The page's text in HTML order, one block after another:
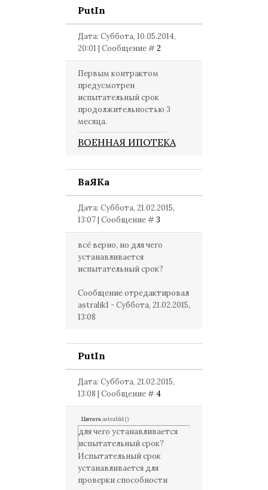
PutIn
Дата: Суббота, 10.05.2014,
20:01 | Сообщение #2
Первым контрактом
предусмотрен
испытательный срок
продолжительностью 3
месяца.
ВОЕННАЯ ИПОТЕКА
ВаЯКа
Дата: Суббота, 21.02.2015,
13:07 | Сообщение #3
всё верно, но для чего
устанавливается
испытательный срок?
Сообщение отредактировал
astralik1 -Суббота, 21.02.2015,
13:08
PutIn
Дата: Суббота, 21.02.2015,
13:08 | Сообщение #4
Цитатаastralik1()
для чего устанавливается
испытательный срок?
Испытательный срок
устанавливается для
проверки способности